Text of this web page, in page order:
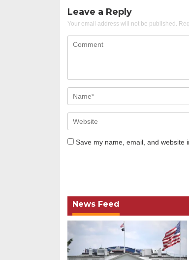
Leave a Reply
Your email address will not be published.
Save my name, email, and website
News Feed